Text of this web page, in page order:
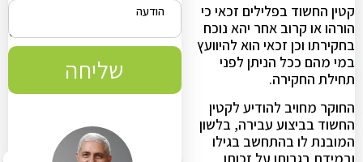
קטין החשוד בפלילים זכאי כי
הורהו או קרוב אחר יהא נוכח
בחקירתו וכן זכאי הוא להיוועץ
במי מהם ככל הניתן לפני
תחילת החקירה.
החוקר מחויב להודיע לקטין
החשוד בביצוע עבירה, בלשון
המובנת לו בהתחשב בגילו
שליחה